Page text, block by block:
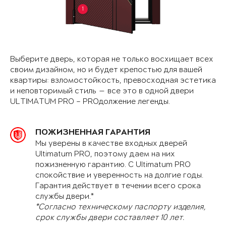
1
Выберите дверь, которая не только восхищает всех
своим дизайном, но и будет крепостью для вашей
квартиры: взломостойкость, превосходная эстетика
и неповторимый стиль — все это в одной двери
ULTIMATUM PRO – PROдолжение легенды.
ПОЖИЗНЕННАЯ ГАРАНТИЯ
Мы уверены в качестве входных дверей
Ultimatum PRO, поэтому даем на них
пожизненную гарантию. С Ultimatum PRO
спокойствие и уверенность на долгие годы.
Гарантия действует в течении всего срока
службы двери.*
*Согласно техническому паспорту изделия,
срок службы двери составляет 10 лет.